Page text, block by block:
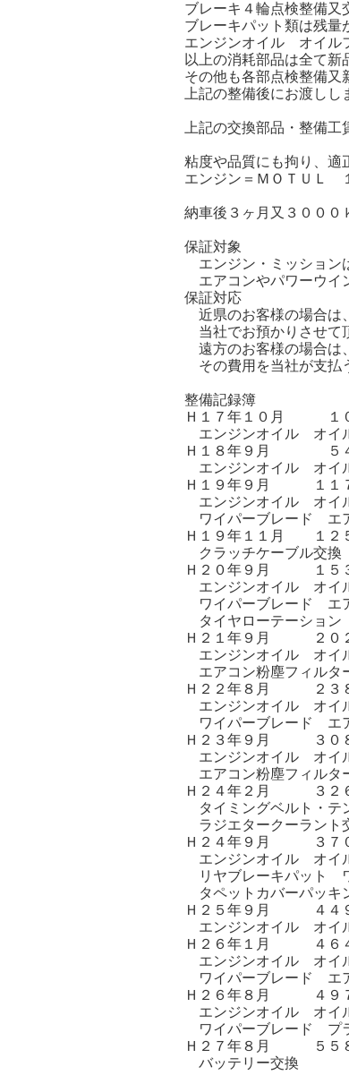
ブレーキ４輪点検整備又
ブレーキパット類は残量
エンジンオイル オイル
以上の消耗部品は全て新
その他も各部点検整備又
上記の整備後にお渡しし
上記の交換部品・整備
粘度や品質にも拘り、適
エンジン＝ＭＯＴＵＬ
納車後３ヶ月又３０００
保証対象
エンジン・ミッション
エアコンやパワーウイ
保証対応
近県のお客様の場合は
当社でお預かりさせて
遠方のお客様の場合は
その費用を当社が支払
整備記録簿
Ｈ１７年１０月 １
エンジンオイル オイ
Ｈ１８年９月 ５４
エンジンオイル オイ
Ｈ１９年９月 １１７
エンジンオイル オイ
ワイパーブレード エ
Ｈ１９年１１月 １２
クラッチケーブル交換
Ｈ２０年９月 １５
エンジンオイル オイ
ワイパーブレード エ
タイヤローテーション
Ｈ２１年９月 ２０２
エンジンオイル オイ
エアコン粉塵フィル
Ｈ２２年８月 ２３
エンジンオイル オイ
ワイパーブレード エ
Ｈ２３年９月 ３０８
エンジンオイル オイ
エアコン粉塵フィルタ
Ｈ２４年２月 ３２
タイミングベルト・テ
ラジエタークーラント
Ｈ２４年９月 ３７
エンジンオイル オイ
リヤブレーキパット
タペットカバーパッキ
Ｈ２５年９月 ４４９
エンジンオイル オイ
Ｈ２６年１月 ４６４
エンジンオイル オイ
ワイパーブレード エ
Ｈ２６年８月 ４９
エンジンオイル オイ
ワイパーブレード プ
Ｈ２７年８月 ５５
バッテリー交換